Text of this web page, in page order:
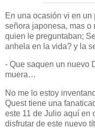
En una ocasión vi en
señora japonesa, mas o
quien le preguntaban;
anhela en la vida? y la
- Que saquen un nuevo
muera…
No me lo estoy
Quest tiene una
este 11 de Julio aquí en
disfrutar de este nuevo